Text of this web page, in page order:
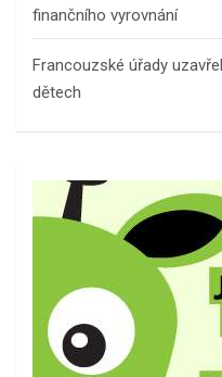
finančního vyrovnání
Francouzské úřady
dětech